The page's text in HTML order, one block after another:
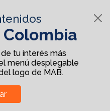
Colombia
tu interés más
menú desplegable
logo de MAB.